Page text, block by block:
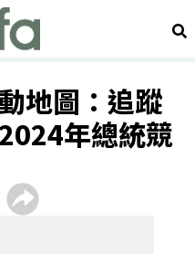
搜
地圖：追蹤
年總統競